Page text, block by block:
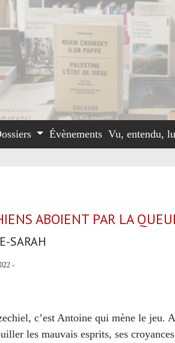
Évènements Vu, entendu, lu
ABOIENT PAR LA
SARAH
-
c’est Antoine qui mène le jeu.
les mauvais esprits, ses